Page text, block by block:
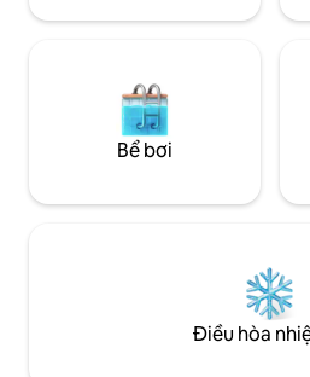
Đây là một khu bảo tồn nhà nghỉ
phía trước để ngắm nhìn phía đông
Austin qua đường. Thoải mái vui vẻ
có được trong phòng ngủ chính
nhà thờ tùy chỉnh và giường
tempurpedic. Phòng tắm có vòi
bộ với gạch tùy chỉnh và bồn tắm
có một hoặc hai người bạn muốn
trước (tất cả là của bạn) và một
Bể bơi
Điều hòa